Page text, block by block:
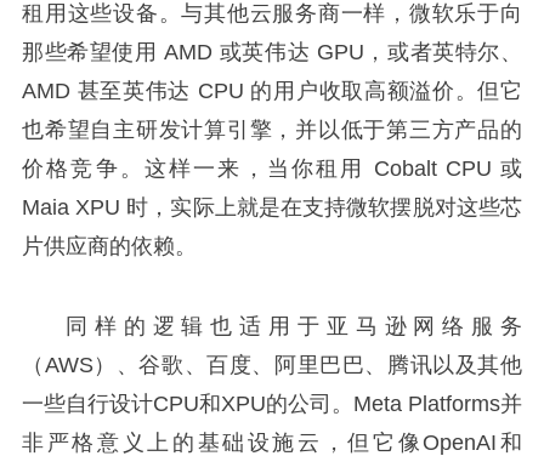
租用这些设备。与其他云服务商一样，微软乐于向
那些希望使用 AMD 或英伟达 GPU，或者英特尔、
AMD 甚至英伟达 CPU 的用户收取高额溢价。但它
也希望自主研发计算引擎，并以低于第三方产品的
价格竞争。这样一来，当你租用 Cobalt CPU 或
Maia XPU 时，实际上就是在支持微软摆脱对这些芯
片供应商的依赖。
同样的逻辑也适用于亚马逊网络服务
（AWS）、谷歌、百度、阿里巴巴、腾讯以及其他
一些自行设计CPU和XPU的公司。Meta Platforms并
非严格意义上的基础设施云，但它像OpenAI和